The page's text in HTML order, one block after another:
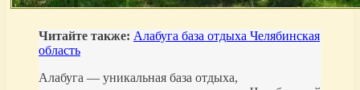
Читайте также: Алабуга база отдыха Челябинская
область
Алабуга — уникальная база отдыха,